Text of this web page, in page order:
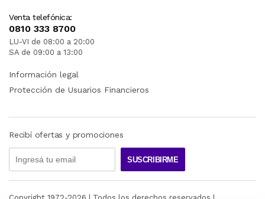
Venta telefónica:
0810 333 8700
LU-VI de 08:00 a 20:00
SA de 09:00 a 13:00
Información legal
Protección de Usuarios Financieros
Recibí ofertas y promociones
SUSCRIBIRME